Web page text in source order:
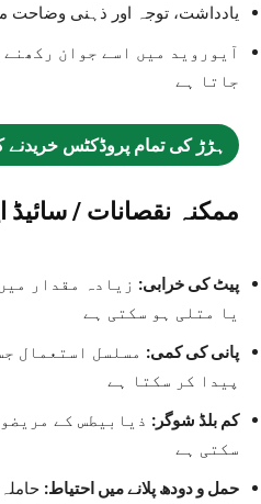
یادداشت، توجہ اور ذہنی وضاحت
آیوروید میں اسے جوان
جاتا ہے
ہڑڑ کی تمام پروڈکٹس خریدنے
ممکنہ نقصانات / سائیڈ
پیٹ کی خرابی: زیادہ مقدار
یا متلی ہو سکتی ہے
پانی کی کمی: مسلسل استعمال
پیدا کر سکتا ہے
کم بلڈ شوگر: ذیابیطس کے
سکتی ہے
حمل و دودھ پلانے میں احتیاط: